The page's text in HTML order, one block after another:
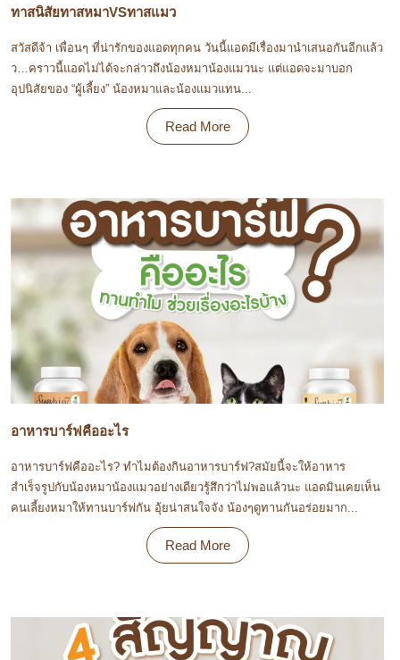
ทาสนิสัยทาสหมาVSทาสแมว
สวัสดีจ้า เพื่อนๆ ที่น่ารักของแอดทุกคน วันนี้แอดมีเรื่องมานำเสนอกันอีกแล้ว
ว…คราวนี้แอดไม่ได้จะกล่าวถึงน้องหมาน้องแมวนะ แต่แอดจะมาบอก
อุปนิสัยของ “ผู้เลี้ยง” น้องหมาและน้องแมวแทน...
Read More
อาหารบาร์ฟคืออะไร
อาหารบาร์ฟคืออะไร? ทำไมต้องกินอาหารบาร์ฟ?สมัยนี้จะให้อาหาร
สำเร็จรูปกับน้องหมาน้องแมวอย่างเดียวรู้สึกว่าไม่พอแล้วนะ แอดมินเคยเห็น
คนเลี้ยงหมาให้ทานบาร์ฟกัน อุ้ยน่าสนใจจัง น้องๆดูทานกันอร่อยมาก...
Read More